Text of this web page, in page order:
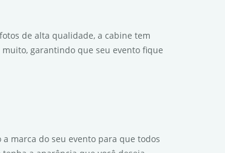
de alta qualidade, a cabine tem
garantindo que seu evento fique
marca do seu evento para que todos